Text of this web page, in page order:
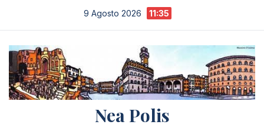
contenuto
9 Agosto 2026 11:35
Nea Polis